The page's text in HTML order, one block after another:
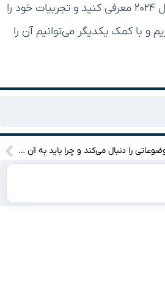
تجربه کنند. همچنین، از شما دعوت می‌شود که فیلم‌های محبوب خود را از سال ۲۰۲۴ معرفی کنید و تجربیات خود را
و با کمک یکدیگر می‌توانیم آن را
کنوانسیون پالرمو: چه موضوعاتی را دنبال می‌کند و چرا باید به آن توجه کنیم؟